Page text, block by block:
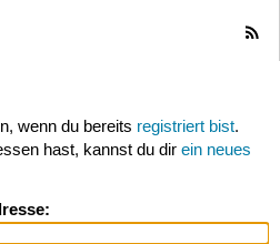
wenn du bereits registriert bist.
hast, kannst du dir ein neues